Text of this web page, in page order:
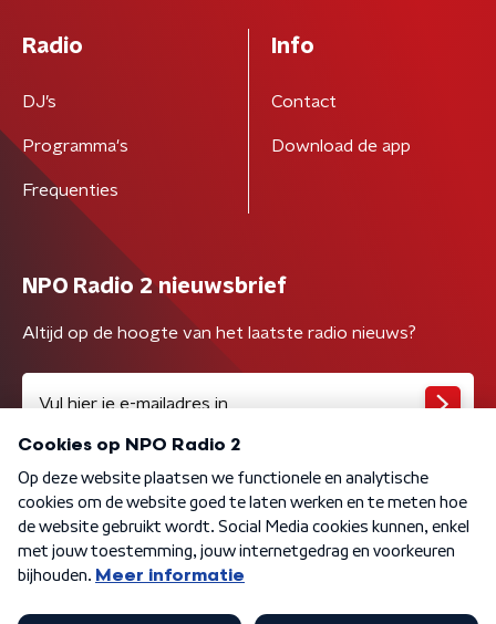
Radio
DJ’s
Programma's
Frequenties
Info
Contact
Download de app
NPO Radio 2 nieuwsbrief
Altijd op de hoogte van het laatste radio nieuws?
Algemene voorwaarden